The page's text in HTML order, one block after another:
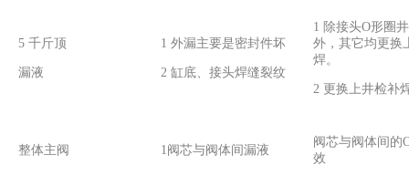
5 千斤顶
漏液
1 外漏主要是密封件坏
2 缸底、接头焊缝裂纹
1 除接头O形圈
外，其它均更换
焊。
2 更换上井检补
整体主阀 1阀芯与阀体间漏液
阀芯与阀体间的
效